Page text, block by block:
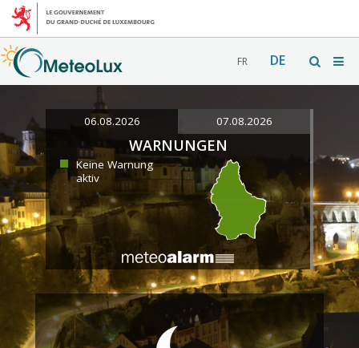
FR DE
06.08.2026 07.08.2026
WARNUNGEN
Keine Warnung
aktiv